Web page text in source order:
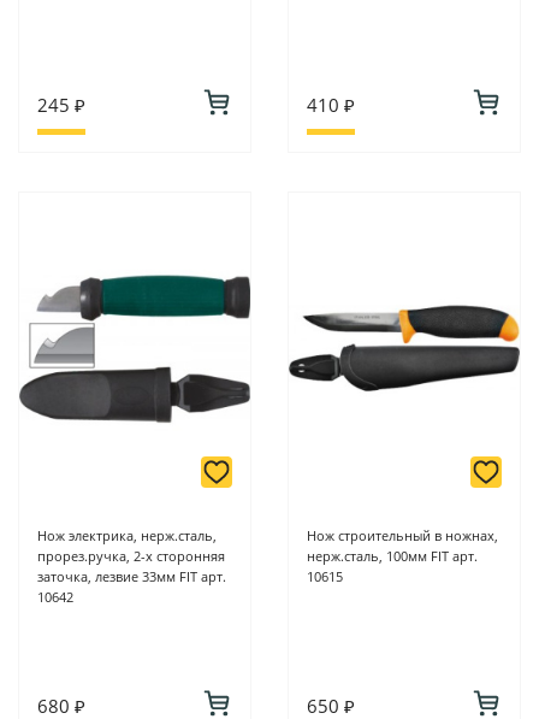
245 ₽ 410 ₽
Нож электрика, нерж.сталь,
прорез.ручка, 2-х сторонняя
заточка, лезвие 33мм FIT арт.
10642
680 ₽
Нож строительный в ножнах,
нерж.сталь, 100мм FIT арт.
10615
650 ₽